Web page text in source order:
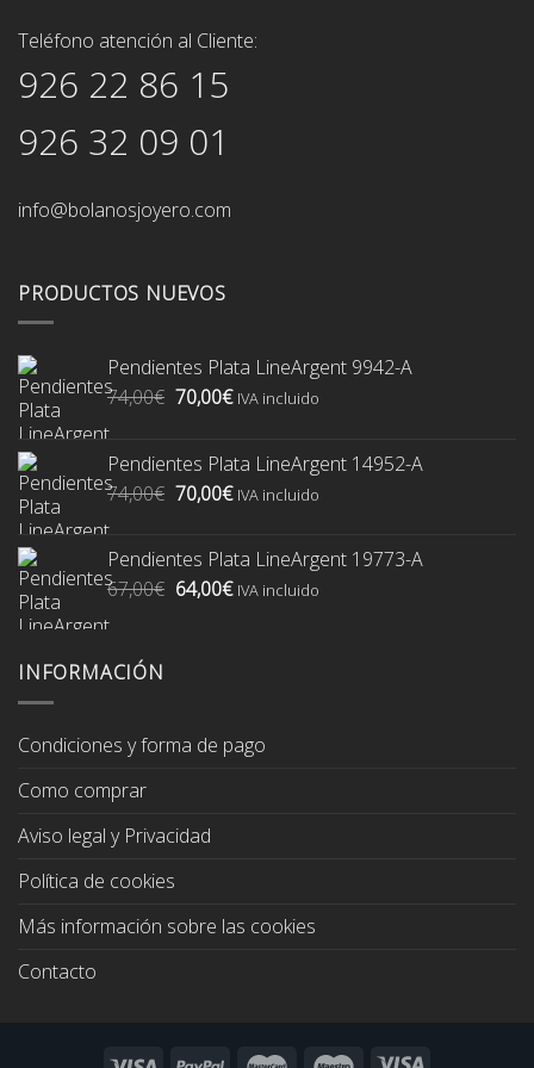
Teléfono atención al Cliente:
926 22 86 15
926 32 09 01
info@bolanosjoyero.com
PRODUCTOS NUEVOS
Pendientes Plata LineArgent 9942-A
74,00€ El
era:
74,00€.
70,00€El
es:
70,00€.
IVA incluido
Pendientes Plata LineArgent 14952-A
74,00€ El
era:
74,00€.
70,00€El
es:
70,00€.
IVA incluido
Pendientes Plata LineArgent 19773-A
67,00€ El
64,00€ElIVA incluido
INFORMACIÓN
Condiciones y forma de pago
Como comprar
Aviso legal y Privacidad
Política de cookies
Más información sobre las cookies
Contacto